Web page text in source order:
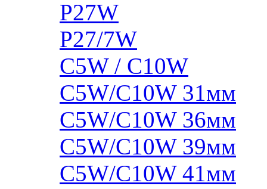
P27W
P27/7W
C5W / C10W
C5W/C10W 31мм
C5W/C10W 36мм
C5W/C10W 39мм
C5W/C10W 41мм